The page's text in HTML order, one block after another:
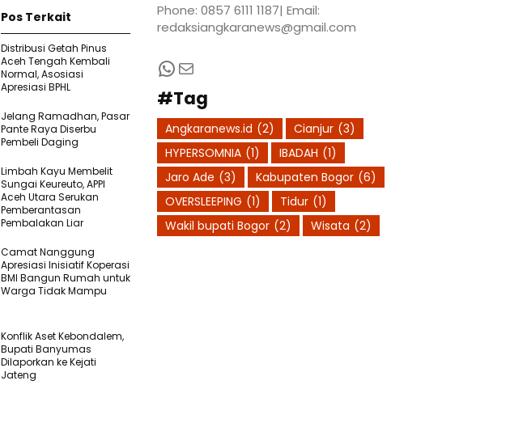
Pos Terkait
Distribusi Getah Pinus
Aceh Tengah Kembali
Normal, Asosiasi
Apresiasi BPHL
Jelang Ramadhan, Pasar
Pante Raya Diserbu
Pembeli Daging
Limbah Kayu Membelit
Sungai Keureuto, APPI
Aceh Utara Serukan
Pemberantasan
Pembalakan Liar
Camat Nanggung
Apresiasi Inisiatif Koperasi
BMI Bangun Rumah untuk
Warga Tidak Mampu
Konflik Aset Kebondalem,
Bupati Banyumas
Dilaporkan ke Kejati
Jateng
Phone: 0857 6111 1187| Email:
redaksiangkaranews@gmail.com
WhatsApp
Mail
#Tag
Angkaranews.id (2) Cianjur (3)
HYPERSOMNIA (1) IBADAH (1)
Jaro Ade (3) Kabupaten Bogor (6)
OVERSLEEPING (1) Tidur (1)
Wakil bupati Bogor (2) Wisata (2)